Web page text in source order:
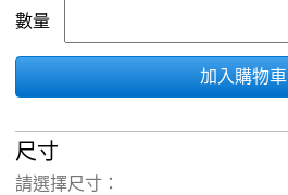
數量
加入購物車
尺寸
請選擇尺寸：